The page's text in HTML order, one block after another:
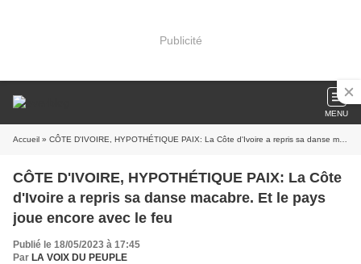
Publicité
MENU
Accueil » CÔTE D'IVOIRE, HYPOTHÉTIQUE PAIX: La Côte d'Ivoire a repris sa danse macabre. Et le pays joue encore avec le feu
CÔTE D'IVOIRE, HYPOTHÉTIQUE PAIX: La Côte
d'Ivoire a repris sa danse macabre. Et le pays
joue encore avec le feu
Publié le 18/05/2023 à 17:45
Par LA VOIX DU PEUPLE